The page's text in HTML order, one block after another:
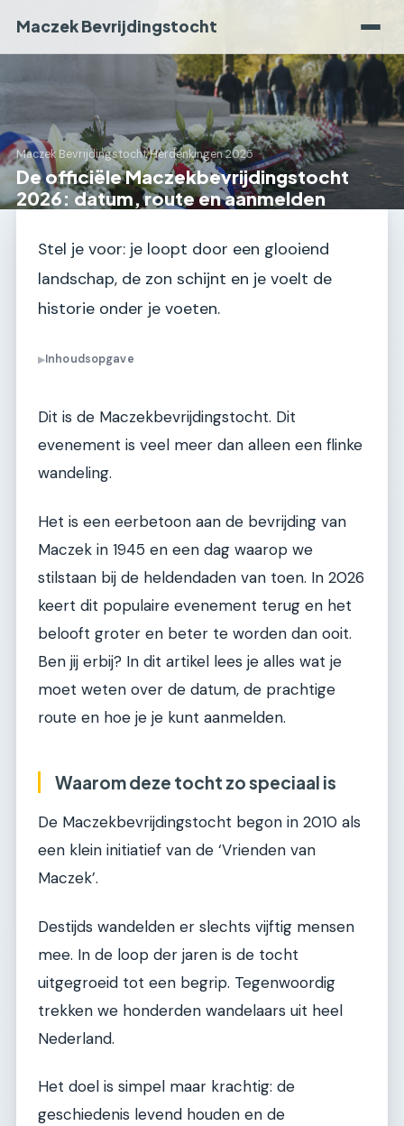
Maczek Bevrijdingstocht
Maczek Bevrijdingstocht›Herdenkingen 2025
De officiële Maczekbevrijdingstocht
2026: datum, route en aanmelden
Stel je voor: je loopt door een glooiend
landschap, de zon schijnt en je voelt de
historie onder je voeten.
▶Inhoudsopgave
Dit is de Maczekbevrijdingstocht. Dit
evenement is veel meer dan alleen een flinke
wandeling.
Het is een eerbetoon aan de bevrijding van
Maczek in 1945 en een dag waarop we
stilstaan bij de heldendaden van toen. In 2026
keert dit populaire evenement terug en het
belooft groter en beter te worden dan ooit.
Ben jij erbij? In dit artikel lees je alles wat je
moet weten over de datum, de prachtige
route en hoe je je kunt aanmelden.
Waarom deze tocht zo speciaal is
De Maczekbevrijdingstocht begon in 2010 als
een klein initiatief van de ‘Vrienden van
Maczek’.
Destijds wandelden er slechts vijftig mensen
mee. In de loop der jaren is de tocht
uitgegroeid tot een begrip. Tegenwoordig
trekken we honderden wandelaars uit heel
Nederland.
Het doel is simpel maar krachtig: de
geschiedenis levend houden en de